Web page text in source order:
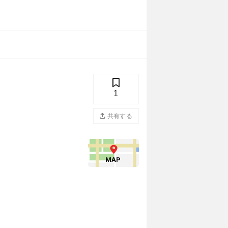
1
共有する